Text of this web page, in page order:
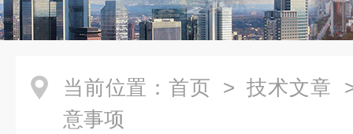
当前位置： 首页 > 技术文章
意事项